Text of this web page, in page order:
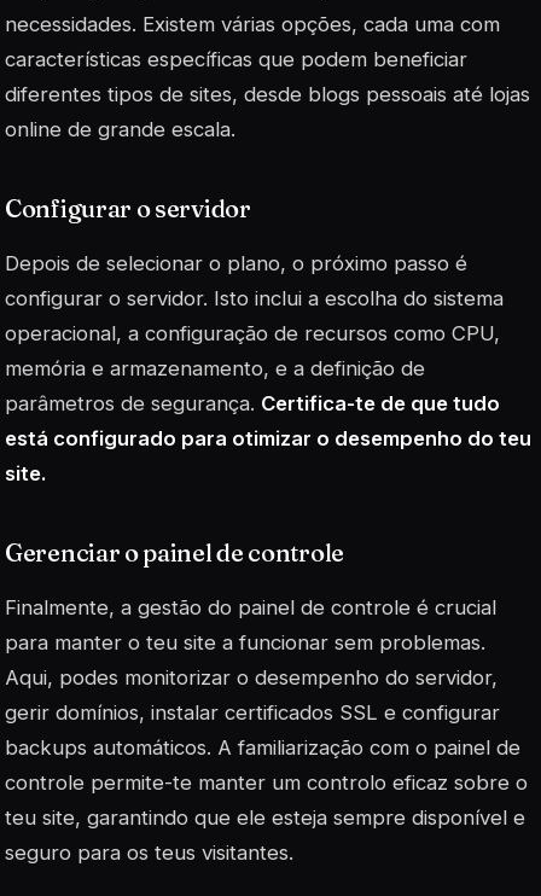
necessidades. Existem várias opções, cada uma com
características específicas que podem beneficiar
diferentes tipos de sites, desde blogs pessoais até lojas
online de grande escala.
Configurar o servidor
Depois de selecionar o plano, o próximo passo é
configurar o servidor. Isto inclui a escolha do sistema
operacional, a configuração de recursos como CPU,
memória e armazenamento, e a definição de
parâmetros de segurança. Certifica-te de que tudo
está configurado para otimizar o desempenho do teu
site.
Gerenciar o painel de controle
Finalmente, a gestão do painel de controle é crucial
para manter o teu site a funcionar sem problemas.
Aqui, podes monitorizar o desempenho do servidor,
gerir domínios, instalar certificados SSL e configurar
backups automáticos. A familiarização com o painel de
controle permite-te manter um controlo eficaz sobre o
teu site, garantindo que ele esteja sempre disponível e
seguro para os teus visitantes.